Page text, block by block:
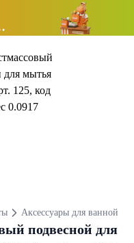
Аксессуары для ванной
подвесной для